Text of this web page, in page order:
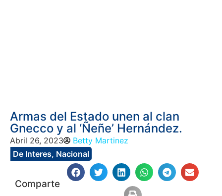
Armas del Estado unen al clan
Gnecco y al ‘Ñeñe’ Hernández.
Abril 26, 2023
Betty Martinez
De Interes, Nacional
Comparte